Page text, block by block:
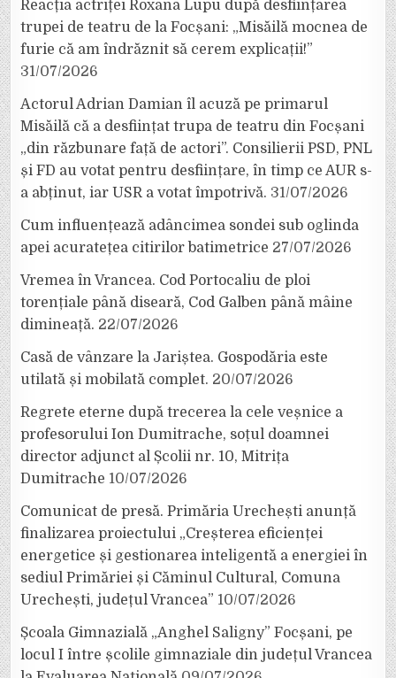
Reacția actriței Roxana Lupu după desființarea
trupei de teatru de la Focșani: „Misăilă mocnea de
furie că am îndrăznit să cerem explicații!”
31/07/2026
Actorul Adrian Damian îl acuză pe primarul
Misăilă că a desființat trupa de teatru din Focșani
„din răzbunare față de actori”. Consilierii PSD, PNL
și FD au votat pentru desființare, în timp ce AUR s-
a abținut, iar USR a votat împotrivă. 31/07/2026
Cum influențează adâncimea sondei sub oglinda
apei acuratețea citirilor batimetrice 27/07/2026
Vremea în Vrancea. Cod Portocaliu de ploi
torențiale până diseară, Cod Galben până mâine
dimineață. 22/07/2026
Casă de vânzare la Jariștea. Gospodăria este
utilată și mobilată complet. 20/07/2026
Regrete eterne după trecerea la cele veșnice a
profesorului Ion Dumitrache, soțul doamnei
director adjunct al Școlii nr. 10, Mitrița
Dumitrache 10/07/2026
Comunicat de presă. Primăria Urechești anunță
finalizarea proiectului „Creșterea eficienței
energetice și gestionarea inteligentă a energiei în
sediul Primăriei și Căminul Cultural, Comuna
Urechești, județul Vrancea” 10/07/2026
Școala Gimnazială „Anghel Saligny” Focșani, pe
locul I între școlile gimnaziale din județul Vrancea